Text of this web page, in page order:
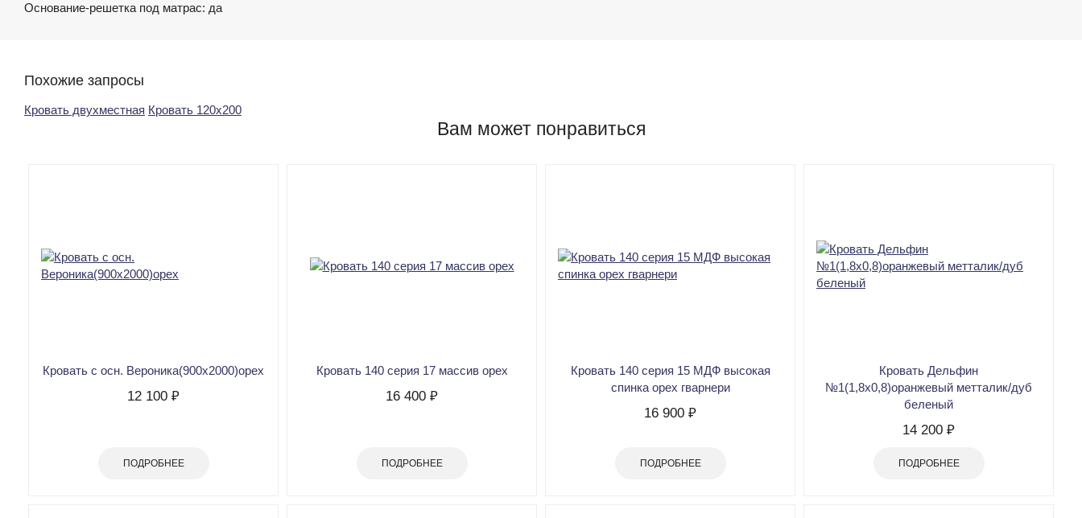
Основание-решетка под матрас: да
Похожие запросы
Кровать двухместная Кровать 120х200
Вам может понравиться
Кровать с осн. Вероника(900х2000)орех
12 100 ₽
ПОДРОБНЕЕ
Кровать 140 серия 17 массив орех
16 400 ₽
ПОДРОБНЕЕ
Кровать 140 серия 15 МДФ высокая
спинка орех гварнери
16 900 ₽
ПОДРОБНЕЕ
Кровать Дельфин
№1(1,8х0,8)оранжевый метталик/дуб
беленый
14 200 ₽
ПОДРОБНЕЕ